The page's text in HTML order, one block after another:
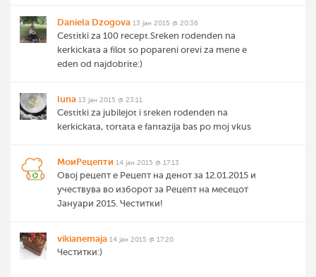
Daniela Dzogova 13 јан 2015 @ 20:36
Cestitki za 100 recept.Sreken rodenden na
kerkickata a filot so popareni orevi za mene e
eden od najdobrite:)
luna 13 јан 2015 @ 23:11
Cestitki za jubilejot i sreken rodenden na
kerkickata, tortata e fantazija bas po moj vkus
МоиРецепти 14 јан 2015 @ 17:13
Овој рецепт е Рецепт на денот за 12.01.2015 и
учествува во изборот за Рецепт на месецот
Јануари 2015. Честитки!
vikianemaja 14 јан 2015 @ 17:20
Честитки:)